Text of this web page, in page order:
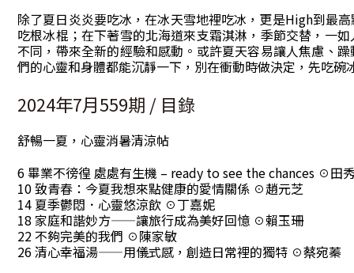
除了夏日炎炎要吃冰，在冰天雪地裡吃冰，更是High到最
吃根冰棍；在下著雪的北海道來支霜淇淋，季節交替，一
不同，帶來全新的經驗和感動。或許夏天容易讓人焦慮、
們的心靈和身體都能沉靜一下，別在衝動時做決定，先吃
2024年7月559期 / 目錄
舒暢一夏，心靈消暑清涼帖
6 畢業不徬徨 處處有生機 – ready to see the chances ☉田
10 致青春：今夏我想來點健康的愛情關係 ☉趙元芝
14 夏季鬱悶．心靈悠涼飲 ☉丁嘉妮
18 家庭和諧妙方——讓旅行成為美好回憶 ☉賴玉珊
22 不夠完美的我們 ☉陳家敏
26 清心幸福湯——用儀式感，創造日常裡的獨特 ☉蔡宛蓁